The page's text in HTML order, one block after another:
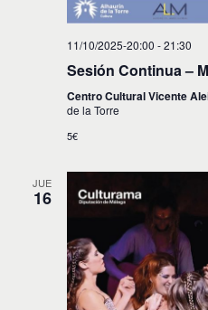
11/10/2025-20:00 -21:30
Sesión Continua –
Centro Cultural Vicente
de la Torre
5€
JUE
16